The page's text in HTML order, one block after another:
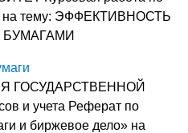
на тему: ЭФФЕКТИВНОСТЬ
ГОСУДАРСТВЕННОЙ
и учета Реферат по
и биржевое дело» на